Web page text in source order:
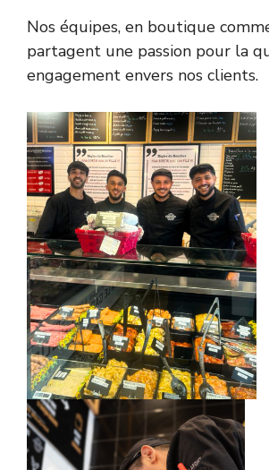
Nos équipes, en boutique
partagent une passion pour la
engagement envers nos clients.